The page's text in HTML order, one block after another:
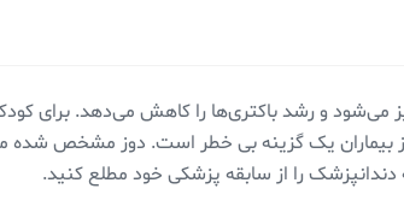
می‌شود و رشد باکتری‌ها را کاهش می‌دهد. برای